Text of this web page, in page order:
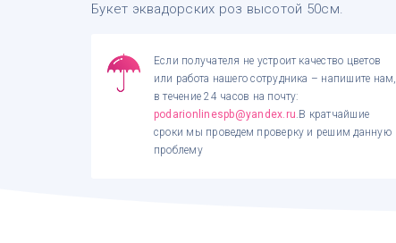
Букет эквадорских роз высотой 50см.
Если получателя не устроит качество цветов
или работа нашего сотрудника – напишите нам,
в течение 24 часов на почту:
podarionlinespb@yandex.ru.В кратчайшие
сроки мы проведем проверку и решим данную
проблему